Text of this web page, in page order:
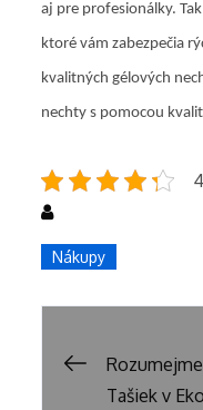
aj pre profesionálky.
ktoré vám zabezpečia
kvalitných gélových
nechty s pomocou
Nákupy
Tašiek v